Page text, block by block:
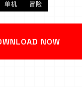
单机 冒险
NOW